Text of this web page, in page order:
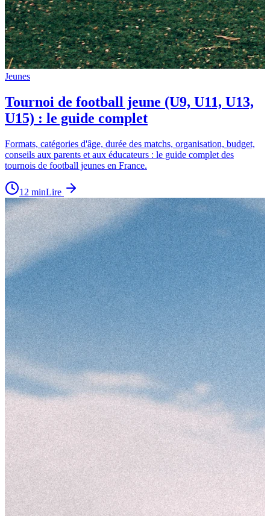
Jeunes
Tournoi de football jeune (U9, U11, U13,
U15) : le guide complet
Formats, catégories d'âge, durée des matchs, organisation, budget,
conseils aux parents et aux éducateurs : le guide complet des
tournois de football jeunes en France.
12 minLire